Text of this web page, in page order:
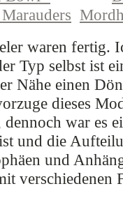
waren fertig.
Typ selbst ist
Nähe einen
dieses
dennoch war es
und die
und
verschiedenen